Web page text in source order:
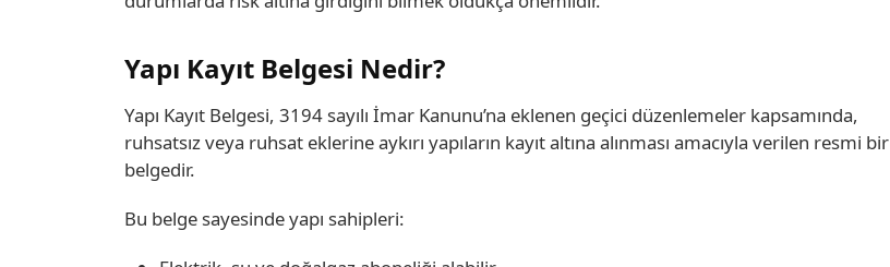
Yapı Kayıt Belgesi Nedir?
Yapı Kayıt Belgesi, 3194 sayılı İmar Kanunu’na eklenen geçici düzenlemeler kapsamında,
ruhsatsız veya ruhsat eklerine aykırı yapıların kayıt altına alınması amacıyla verilen resmi bir
belgedir.
Bu belge sayesinde yapı sahipleri: